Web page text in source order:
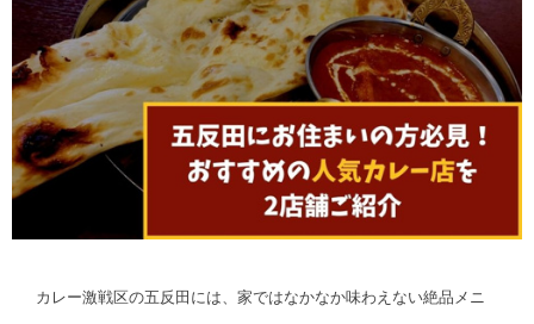
カレー激戦区の五反田には、家ではなかなか味わえない絶品メニ